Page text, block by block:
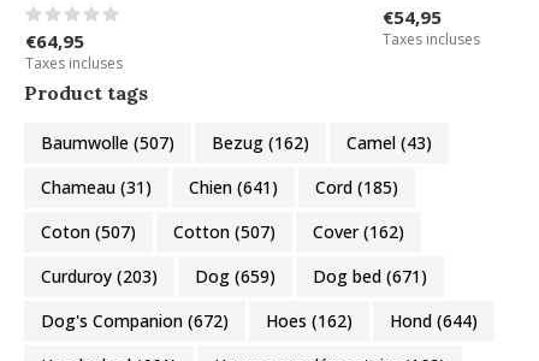
€64,95
Taxes incluses
€54,95
Taxes incluses
Product tags
Baumwolle (507) Bezug (162) Camel (43)
Chameau (31) Chien (641) Cord (185)
Coton (507) Cotton (507) Cover(162)
Curduroy (203) Dog (659) Dog bed (671)
Dog's Companion (672) Hoes (162) Hond (644)